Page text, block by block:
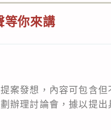
等你來講
案發想，內容可包含但
辦理討論會，據以提出